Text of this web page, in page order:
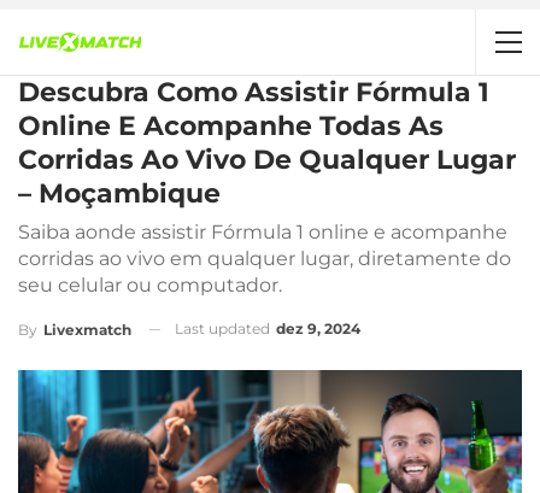
Descubra Como Assistir Fórmula 1
Online E Acompanhe Todas As
Corridas Ao Vivo De Qualquer Lugar
– Moçambique
Saiba aonde assistir Fórmula 1 online e acompanhe
corridas ao vivo em qualquer lugar, diretamente do
seu celular ou computador.
By Livexmatch Last updated dez 9, 2024